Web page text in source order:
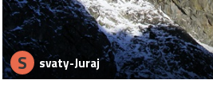
S svaty-Juraj